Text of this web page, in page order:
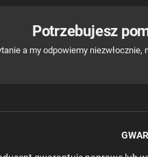
Potrzebujesz
a my odpowiemy